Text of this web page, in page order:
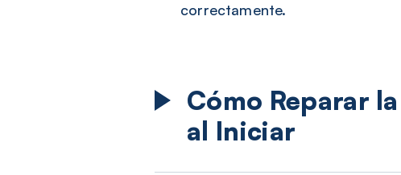
correctamente.
Cómo Reparar
al Iniciar